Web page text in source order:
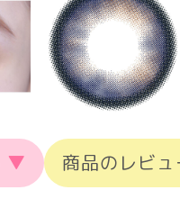
▼ 商品のレビュ